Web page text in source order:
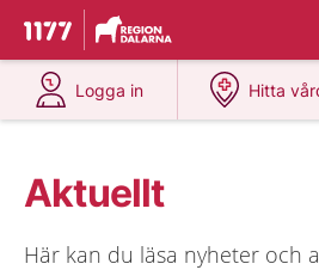
Till startsidan för 1177
Du har valt region
Logga in
på 1177.se
Hitta
på
Aktuellt
Här kan du läsa nyheter och